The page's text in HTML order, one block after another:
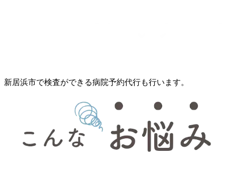
新居浜市で検査ができる病院予約代行も行います。